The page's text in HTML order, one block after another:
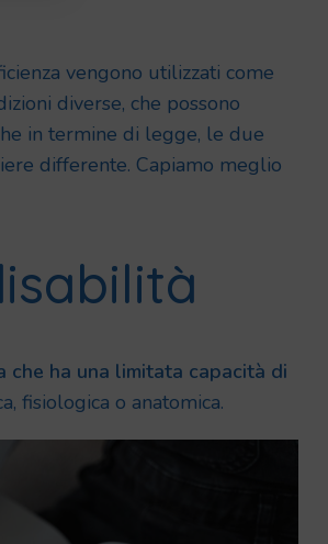
vengono utilizzati come
diverse, che possono
in termine di legge, le due
differente. Capiamo meglio
che ha una limitata capacità di
fisiologica o anatomica.